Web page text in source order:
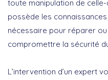
toute manipulation de
possède les
nécessaire pour réparer
compromettre la sécurité
L’intervention d’un expert